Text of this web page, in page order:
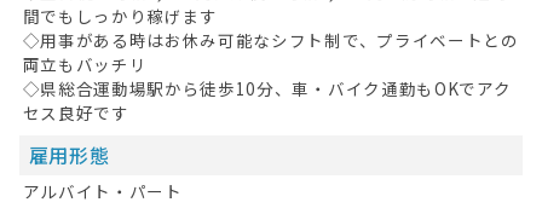
間でもしっかり稼げます
◇用事がある時はお休み可能なシフト制で、プライベートとの
両立もバッチリ
◇県総合運動場駅から徒歩10分、車・バイク通勤もOKでアク
セス良好です
雇用形態
アルバイト・パート